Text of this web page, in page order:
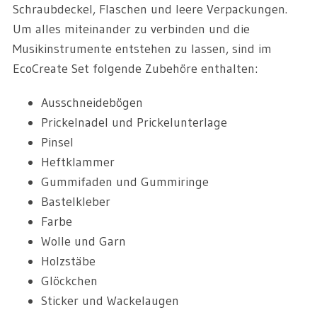
Schraubdeckel, Flaschen und leere Verpackungen.
Um alles miteinander zu verbinden und die
Musikinstrumente entstehen zu lassen, sind im
EcoCreate Set folgende Zubehöre enthalten:
Ausschneidebögen
Prickelnadel und Prickelunterlage
Pinsel
Heftklammer
Gummifaden und Gummiringe
Bastelkleber
Farbe
Wolle und Garn
Holzstäbe
Glöckchen
Sticker und Wackelaugen